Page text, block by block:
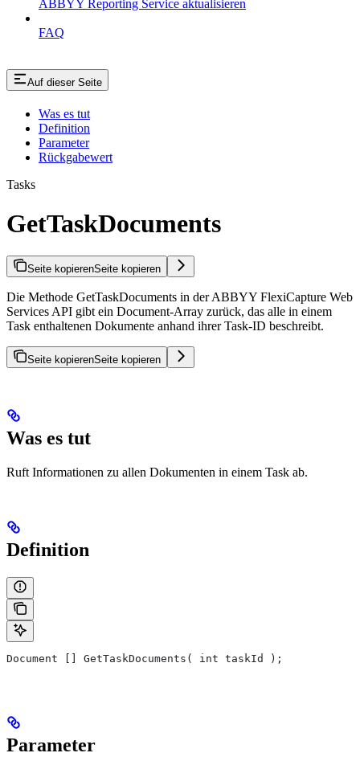
ABBYY Reporting Service aktualisieren
FAQ
Auf dieser Seite
Was es tut
Definition
Parameter
Rückgabewert
Tasks
GetTaskDocuments
Seite kopierenSeite kopieren
Die Methode GetTaskDocuments in der ABBYY FlexiCapture Web
Services API gibt ein Document-Array zurück, das alle in einem
Task enthaltenen Dokumente anhand ihrer Task-ID beschreibt.
Seite kopierenSeite kopieren
Was es tut
Ruft Informationen zu allen Dokumenten in einem Task ab.
Definition
Document [] GetTaskDocuments( int taskId );
Parameter